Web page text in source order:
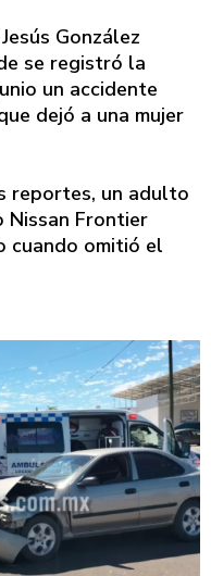
González
se registró la
un accidente
dejó a una mujer
reportes, un adulto
Nissan Frontier
cuando omitió el